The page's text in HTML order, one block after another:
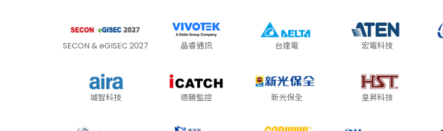
SECON & eGISEC 2027 晶睿通訊 台達電 宏電科技
城智科技 德勝監控 新光保全 皇昇科技